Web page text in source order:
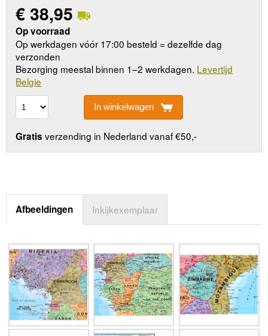
€ 38,95
Op voorraad
Op werkdagen vóór 17:00 besteld = dezelfde dag
verzonden
Bezorging meestal binnen 1–2 werkdagen. Levertijd
Belgie
In winkelwagen
Gratis verzending in Nederland vanaf €50,-
Afbeeldingen Inkijkexemplaar